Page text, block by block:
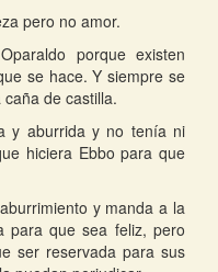
pero no amor.
porque existen
se hace. Y siempre se
de castilla.
y aburrida y no tenía ni
hiciera Ebbo para que
y manda a la
para que sea feliz, pero
ser reservada para sus